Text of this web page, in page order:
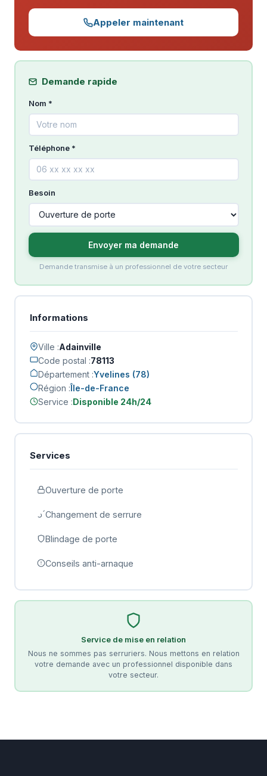
Appeler maintenant
Demande rapide
Nom *
Téléphone *
Besoin
Envoyer ma demande
Demande transmise à un professionnel de votre secteur
Informations
Ville :Adainville
Code postal :78113
Département :Yvelines (78)
Région :Île-de-France
Service :Disponible 24h/24
Services
Ouverture de porte
Changement de serrure
Blindage de porte
Conseils anti-arnaque
Service de mise en relation
Nous ne sommes pas serruriers. Nous mettons en relation
votre demande avec un professionnel disponible dans
votre secteur.